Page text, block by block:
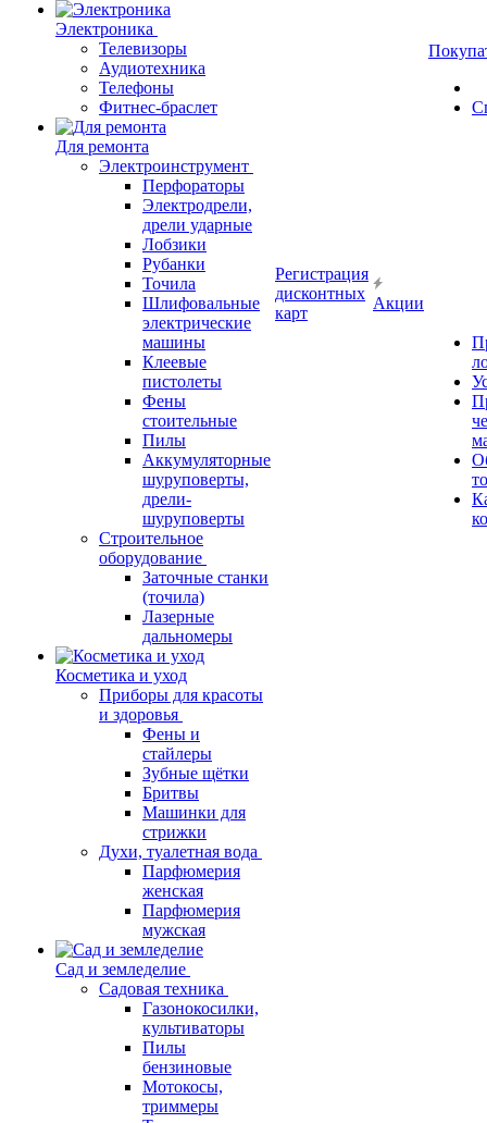
Электроника
Телевизоры
Аудиотехника
Телефоны
Фитнес-браслет
Для ремонта
Электроинструмент
Перфораторы
Электродрели,
дрели ударные
Лобзики
Рубанки
Точила
Шлифовальные
электрические
машины
Клеевые
пистолеты
Фены
стоительные
Пилы
Аккумуляторные
шуруповерты,
дрели-
шуруповерты
Строительное
оборудование
Заточные станки
(точила)
Лазерные
дальномеры
Косметика и уход
Приборы для красоты
и здоровья
Фены и
стайлеры
Зубные щётки
Бритвы
Машинки для
стрижки
Духи, туалетная вода
Парфюмерия
женская
Парфюмерия
мужская
Сад и земледелие
Садовая техника
Газонокосилки,
культиваторы
Пилы
бензиновые
Мотокосы,
триммеры
Регистрация
дисконтных
карт
Акции